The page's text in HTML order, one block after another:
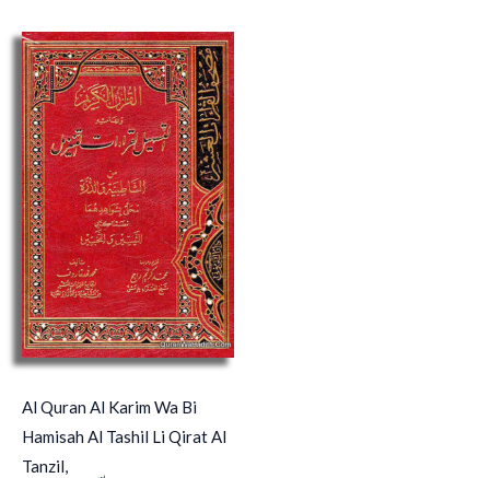
Al Quran Al Karim Wa Bi
Hamisah Al Tashil Li Qirat Al
Tanzil,